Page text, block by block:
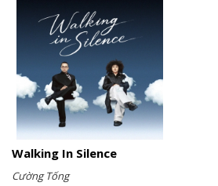
Walking In Silence
Cường Tống